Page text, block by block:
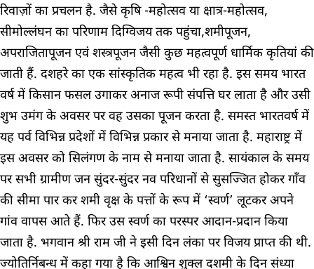
रिवाज़ों का प्रचलन है. जैसे कृषि -महोत्सव या क्षात्र-महोत्सव,
सीमोल्लंघन का परिणाम दिग्विजय तक पहुंचा,शमीपूजन,
अपराजितापूजन एवं शस्त्रपूजन जैसी कुछ महत्वपूर्ण धार्मिक कृतियां की
जाती हैं. दशहरे का एक सांस्कृतिक महत्व भी रहा है. इस समय भारत
वर्ष में किसान फसल उगाकर अनाज रूपी संपत्ति घर लाता है और उसी
शुभ उमंग के अवसर पर वह उसका पूजन करता है. समस्त भारतवर्ष में
यह पर्व विभिन्न प्रदेशों में विभिन्न प्रकार से मनाया जाता है. महाराष्ट्र में
इस अवसर को सिलंगण के नाम से मनाया जाता है. सायंकाल के समय
पर सभी ग्रामीण जन सुंदर-सुंदर नव परिधानों से सुसज्जित होकर गाँव
की सीमा पार कर शमी वृक्ष के पत्तों के रूप में ‘स्वर्ण’ लूटकर अपने
गांव वापस आते हैं. फिर उस स्वर्ण का परस्पर आदान-प्रदान किया
जाता है. भगवान श्री राम जी ने इसी दिन लंका पर विजय प्राप्त की थी.
ज्योतिर्निबन्ध में कहा गया है कि आश्विन शुक्ल दशमी के दिन संध्या